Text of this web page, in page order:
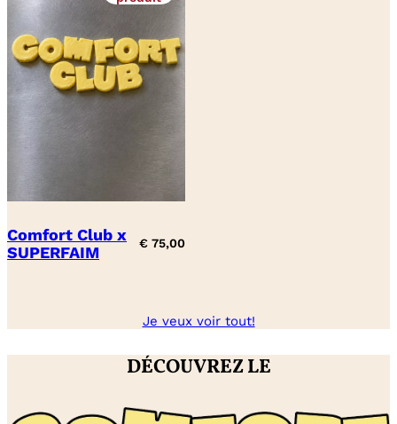
Comfort Club x
SUPERFAIM
€ 75,00
Je veux voir tout!
DÉCOUVREZ LE